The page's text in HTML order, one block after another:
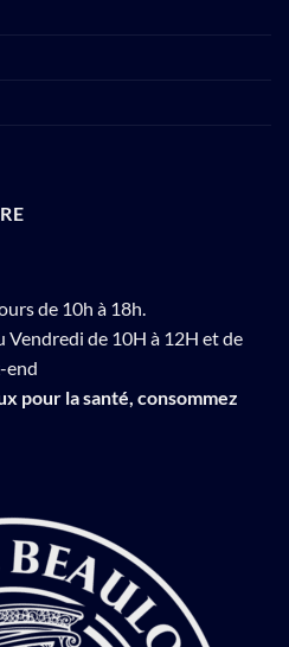
de 10h à 18h.
Vendredi de 10H à 12H et de
end
pour la santé, consommez